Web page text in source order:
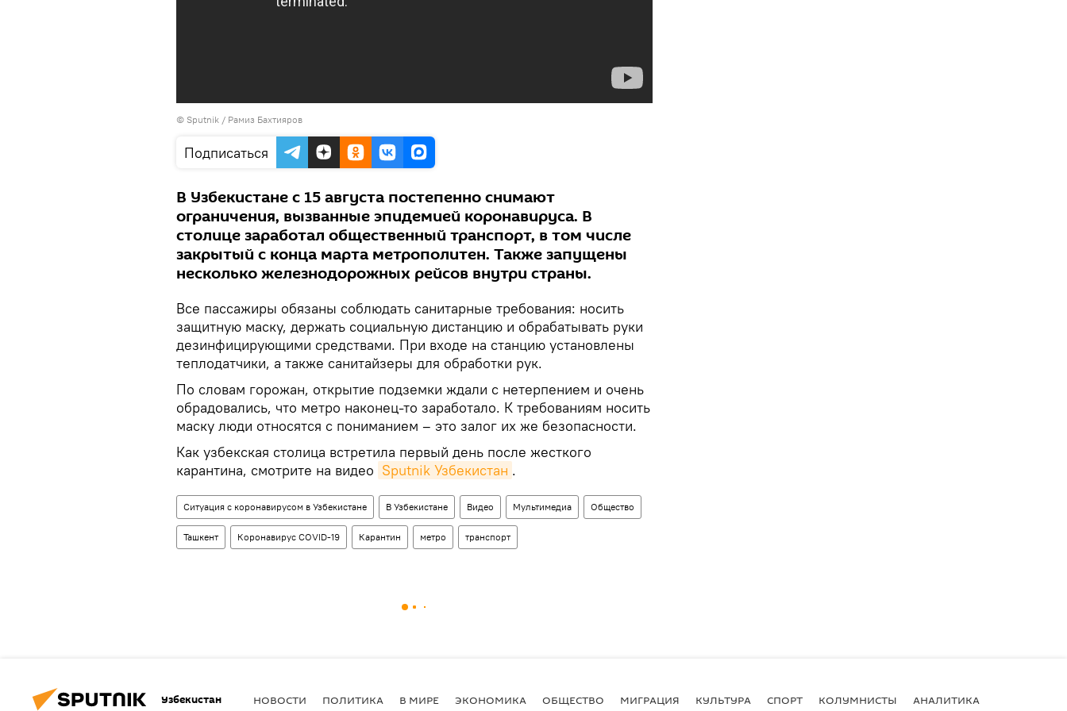
© Sputnik / Рамиз Бахтияров
Подписаться
В Узбекистане с 15 августа постепенно снимают
ограничения, вызванные эпидемией коронавируса. В
столице заработал общественный транспорт, в том числе
закрытый с конца марта метрополитен. Также запущены
несколько железнодорожных рейсов внутри страны.
Все пассажиры обязаны соблюдать санитарные требования: носить
защитную маску, держать социальную дистанцию и обрабатывать руки
дезинфицирующими средствами. При входе на станцию установлены
теплодатчики, а также санитайзеры для обработки рук.
По словам горожан, открытие подземки ждали с нетерпением и очень
обрадовались, что метро наконец-то заработало. К требованиям носить
маску люди относятся с пониманием – это залог их же безопасности.
Как узбекская столица встретила первый день после жесткого
карантина, смотрите на видео Sputnik Узбекистан .
Ситуация с коронавирусом в Узбекистане В Узбекистане Видео Мультимедиа Общество
Ташкент Коронавирус COVID-19 Карантин метро транспорт
Узбекистан НОВОСТИ ПОЛИТИКА В МИРЕ ЭКОНОМИКА ОБЩЕСТВО МИГРАЦИЯ КУЛЬТУРА СПОРТ КОЛУМНИСТЫ АНАЛИТИКА